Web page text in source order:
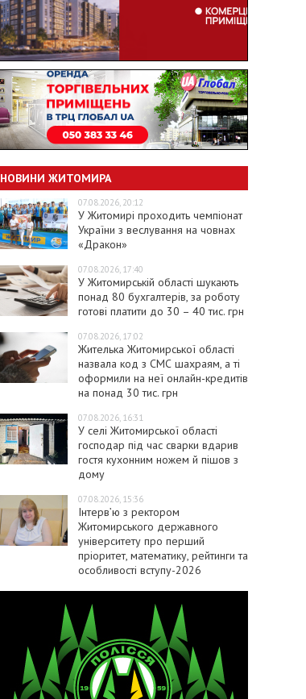
НОВИНИ ЖИТОМИРА
07.08.2026, 20:12
У Житомирі проходить чемпіонат
України з веслування на човнах
«Дракон»
07.08.2026, 17:40
У Житомирській області шукають
понад 80 бухгалтерів, за роботу
готові платити до 30 – 40 тис. грн
07.08.2026, 17:02
Жителька Житомирської області
назвала код з СМС шахраям, а ті
оформили на неї онлайн-кредитів
на понад 30 тис. грн
07.08.2026, 16:31
У селі Житомирської області
господар під час сварки вдарив
гостя кухонним ножем й пішов з
дому
07.08.2026, 15:36
Інтерв’ю з ректором
Житомирського державного
університету про перший
пріоритет, математику, рейтинги та
особливості вступу-2026